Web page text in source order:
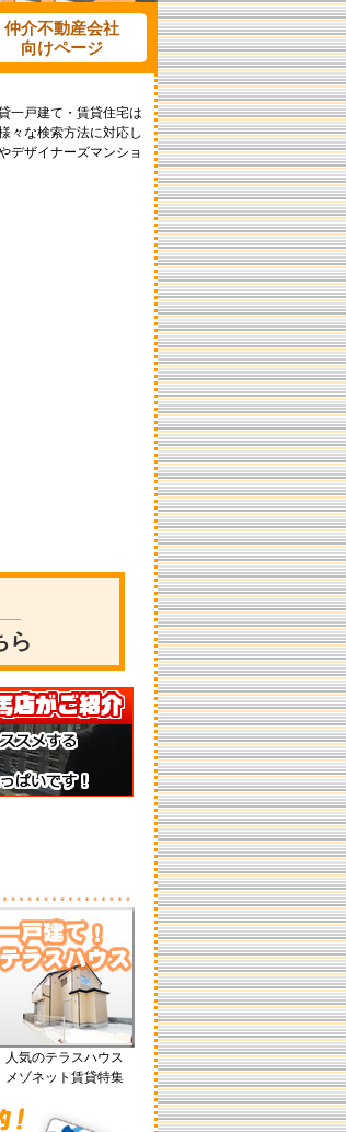
仲介不動産会社
向けページ
一戸建て・賃貸住宅は
々な検索方法に対応し
デザイナーズマンショ
ら
人気のテラスハウス
メゾネット賃貸特集